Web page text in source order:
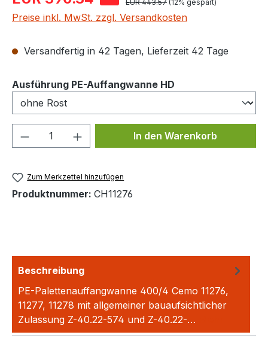
EUR 443.57 (12% gespart)
Preise inkl. MwSt. zzgl. Versandkosten
Versandfertig in 42 Tagen, Lieferzeit 42 Tage
Ausführung PE-Auffangwanne HD
Produkt Anzahl: Gib denIn den Warenkorb
Zum Merkzettel hinzufügen
Produktnummer: CH11276
Beschreibung
PE-Palettenauffangwanne 400/4 Cemo 11276,
11277, 11278 mit allgemeiner bauaufsichtlicher
Zulassung Z-40.22-574 und Z-40.22-…